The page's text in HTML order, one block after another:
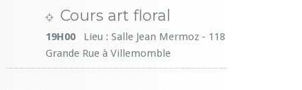
Cours art floral
19H00
Lieu : Salle Jean Mermoz - 118
Grande Rue à Villemomble